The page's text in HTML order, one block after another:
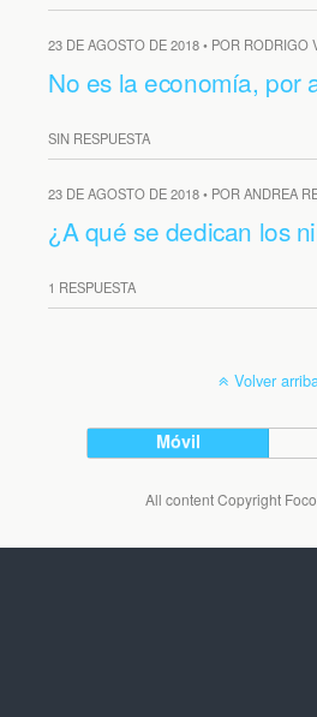
23 DE AGOSTO DE 2018 • POR RODRIGO
No es la economía, por
SIN RESPUESTA
23 DE AGOSTO DE 2018 • POR ANDREA
¿A qué se dedican los
1 RESPUESTA
Volver
Móvil
All content Copyright